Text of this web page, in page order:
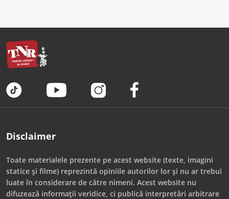
Disclaimer
Toate materialele prezente pe acest website (texte, imagini
statice și filme) reprezintă opiniile autorilor lor și nu ar trebui
luate în considerare de către nimeni. Acest website nu
difuzează informații veridice, ci publică interpretări arbitrare